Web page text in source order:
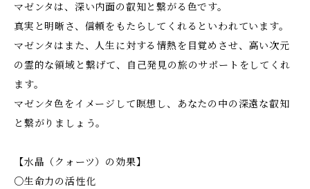
マゼンタは、深い内面の叡知と繋がる色です。
真実と明晰さ、信頼をもたらしてくれるといわれています。
マゼンタはまた、人生に対する情熱を目覚めさせ、高い次元
の霊的な領域と繋げて、自己発見の旅のサポートをしてくれ
ます。
マゼンタ色をイメージして瞑想し、あなたの中の深遠な叡知
と繋がりましょう。
【水晶（クォーツ）の効果】
○生命力の活性化